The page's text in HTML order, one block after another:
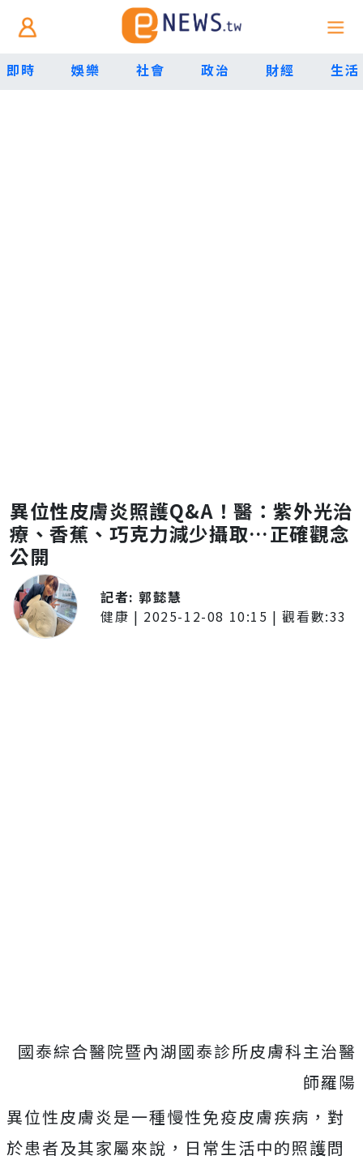
即時 娛樂 社會 政治 財經 生活
異位性皮膚炎照護Q&A！醫：紫外光治
療、香蕉、巧克力減少攝取…正確觀念
公開
記者:郭懿慧
健康 | 2025-12-08 10:15 | 觀看數:33
國泰綜合醫院暨內湖國泰診所皮膚科主治醫
師羅陽
異位性皮膚炎是一種慢性免疫皮膚疾病，對
於患者及其家屬來說，日常生活中的照護問